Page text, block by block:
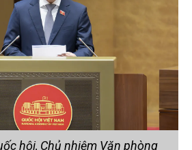
hội, Chủ nhiệm Văn phòng